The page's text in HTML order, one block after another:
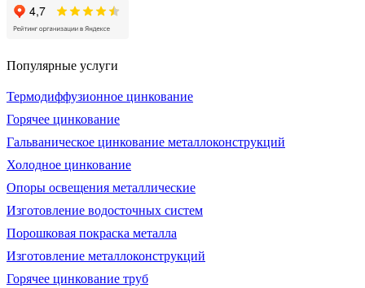
Популярные услуги
Термодиффузионное цинкование
Горячее цинкование
Гальваническое цинкование металлоконструкций
Холодное цинкование
Опоры освещения металлические
Изготовление водосточных систем
Порошковая покраска металла
Изготовление металлоконструкций
Горячее цинкование труб